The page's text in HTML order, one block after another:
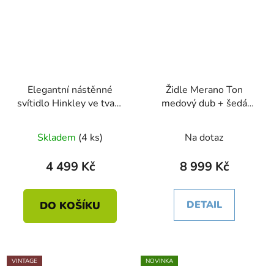
Elegantní nástěnné
svítidlo Hinkley ve tvaru
Skladem (4 ks)
4 499 Kč
DO KOŠÍKU
Židle Merano Ton
medový dub + šedá
Na dotaz
8 999 Kč
DETAIL
VINTAGE
NOVINKA